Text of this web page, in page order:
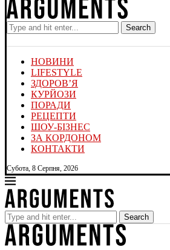
Search
НОВИНИ
LIFESTYLE
ЗДОРОВ’Я
КУРЙОЗИ
ПОРАДИ
РЕЦЕПТИ
ШОУ-БІЗНЕС
ЗА КОРДОНОМ
КОНТАКТИ
Субота, 8 Серпня, 2026
Search